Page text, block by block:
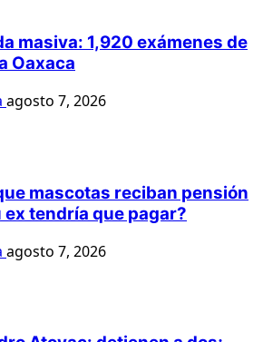
masiva: 1,920 exámenes de
Oaxaca
agosto 7, 2026
mascotas reciban pensión
tendría que pagar?
agosto 7, 2026